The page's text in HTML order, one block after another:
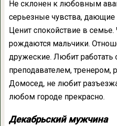
Не склонен к любовным
серьезные чувства, дающие
Ценит спокойствие в
рождаются мальчики.
дружеские. Любит
преподавателем, тренером,
Домосед, не любит
любом городе прекрасно.
Декабрьский мужчина